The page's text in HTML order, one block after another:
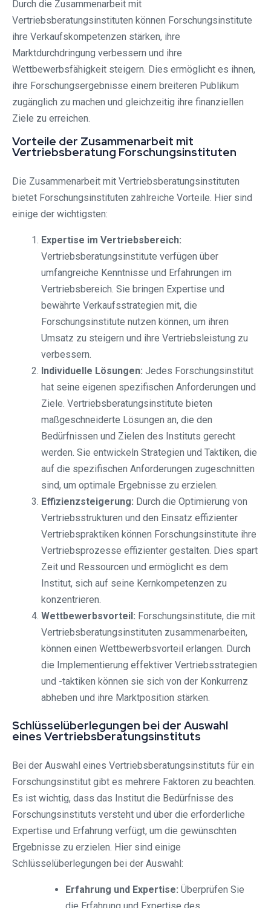
Durch die Zusammenarbeit mit
Vertriebsberatungsinstituten können Forschungsinstitute
ihre Verkaufskompetenzen stärken, ihre
Marktdurchdringung verbessern und ihre
Wettbewerbsfähigkeit steigern. Dies ermöglicht es ihnen,
ihre Forschungsergebnisse einem breiteren Publikum
zugänglich zu machen und gleichzeitig ihre finanziellen
Ziele zu erreichen.
Vorteile der Zusammenarbeit mit
Vertriebsberatung Forschungsinstituten
Die Zusammenarbeit mit Vertriebsberatungsinstituten
bietet Forschungsinstituten zahlreiche Vorteile. Hier sind
einige der wichtigsten:
Expertise im Vertriebsbereich:
Vertriebsberatungsinstitute verfügen über
umfangreiche Kenntnisse und Erfahrungen im
Vertriebsbereich. Sie bringen Expertise und
bewährte Verkaufsstrategien mit, die
Forschungsinstitute nutzen können, um ihren
Umsatz zu steigern und ihre Vertriebsleistung zu
verbessern.
Individuelle Lösungen: Jedes Forschungsinstitut
hat seine eigenen spezifischen Anforderungen und
Ziele. Vertriebsberatungsinstitute bieten
maßgeschneiderte Lösungen an, die den
Bedürfnissen und Zielen des Instituts gerecht
werden. Sie entwickeln Strategien und Taktiken, die
auf die spezifischen Anforderungen zugeschnitten
sind, um optimale Ergebnisse zu erzielen.
Effizienzsteigerung: Durch die Optimierung von
Vertriebsstrukturen und den Einsatz effizienter
Vertriebspraktiken können Forschungsinstitute ihre
Vertriebsprozesse effizienter gestalten. Dies spart
Zeit und Ressourcen und ermöglicht es dem
Institut, sich auf seine Kernkompetenzen zu
konzentrieren.
Wettbewerbsvorteil: Forschungsinstitute, die mit
Vertriebsberatungsinstituten zusammenarbeiten,
können einen Wettbewerbsvorteil erlangen. Durch
die Implementierung effektiver Vertriebsstrategien
und -taktiken können sie sich von der Konkurrenz
abheben und ihre Marktposition stärken.
Schlüsselüberlegungen bei der Auswahl
eines Vertriebsberatungsinstituts
Bei der Auswahl eines Vertriebsberatungsinstituts für ein
Forschungsinstitut gibt es mehrere Faktoren zu beachten.
Es ist wichtig, dass das Institut die Bedürfnisse des
Forschungsinstituts versteht und über die erforderliche
Expertise und Erfahrung verfügt, um die gewünschten
Ergebnisse zu erzielen. Hier sind einige
Schlüsselüberlegungen bei der Auswahl:
Erfahrung und Expertise: Überprüfen Sie